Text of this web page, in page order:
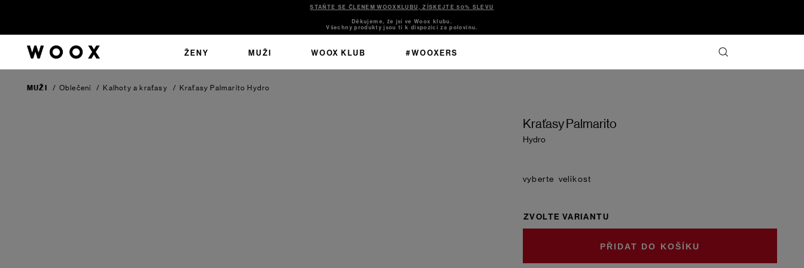
STAŇTE SE ČLENEM WOOXKLUBU, ZÍSKEJTE 50% SLEVU
Děkujeme, že jsi ve Woox klubu.
Všechny produkty jsou ti k dispozici za polovinu.
ŽENY MUŽI WOOX KLUB #WOOXERS
MUŽI / Oblečení / Kalhoty a kraťasy / Kraťasy Palmarito Hydro
Kraťasy Palmarito
Hydro
velikost
ZVOLTE VARIANTU
DO KOŠÍKU